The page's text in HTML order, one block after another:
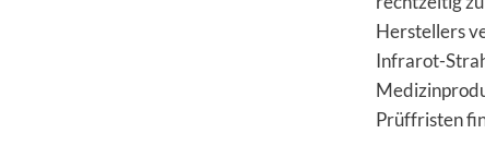
Herstellers
Infrarot-
Prüffristen